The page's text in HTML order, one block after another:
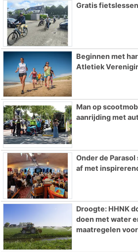
Gratis
Beginnen met
Atletiek
Man op
aanrijding met
Onder de
af met
Droogte: HHNK
doen met water
maatregelen voor